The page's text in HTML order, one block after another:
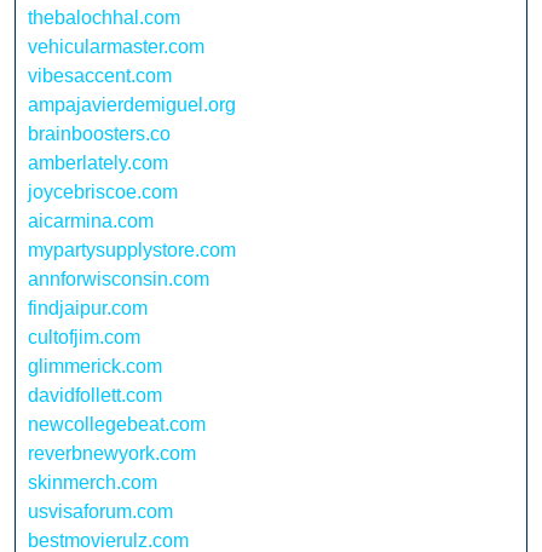
thebalochhal.com
vehicularmaster.com
vibesaccent.com
ampajavierdemiguel.org
brainboosters.co
amberlately.com
joycebriscoe.com
aicarmina.com
mypartysupplystore.com
annforwisconsin.com
findjaipur.com
cultofjim.com
glimmerick.com
davidfollett.com
newcollegebeat.com
reverbnewyork.com
skinmerch.com
usvisaforum.com
bestmovierulz.com